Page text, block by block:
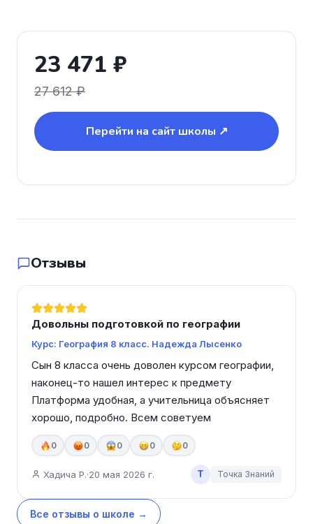
23 471 ₽
27 612 ₽
Перейти на сайт школы ↗
Отзывы
Довольны подготовкой по географии
Курс: География 8 класс. Надежда Лысенко
Сын 8 класса очень доволен курсом географии,
наконец-то нашел интерес к предмету
Платформа удобная, а учительница объясняет
хорошо, подробно. Всем советуем
0 0 0 0 0
Хадича Р.·20 мая 2026 г. Т Точка Знаний
Все отзывы о школе →